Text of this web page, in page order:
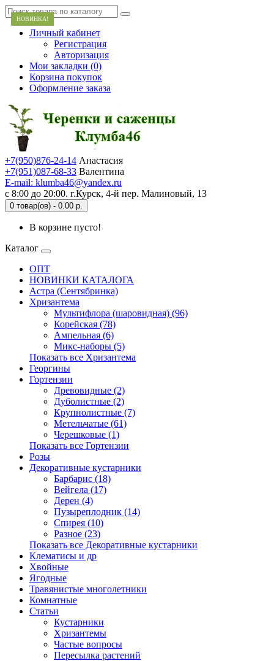
Личный кабинет
Регистрация
Авторизация
Мои закладки (0)
Корзина покупок
Оформление заказа
+7(950)876-24-14 Анастасия
+7(951)087-68-33 Валентина
E-mail: klumba46@yandex.ru
с 8:00 до 20:00. г.Курск, 4-й пер. Малиновый, 13
0 товар(ов) - 0.00 р.
В корзине пусто!
Каталог
ОПТ
НОВИНКИ КАТАЛОГА
Астра (Сентябринка)
Хризантема
Мультифлора (шаровидная) (96)
Корейская (78)
Ампельная (6)
Микс-наборы (5)
Показать все Хризантема
Георгины
Гортензии
Древовидные (2)
Дуболистные (2)
Крупнолистные (7)
Метельчатые (61)
Черешковые (1)
Показать все Гортензии
Розы
Декоративные кустарники
Барбарис (18)
Вейгела (17)
Дерен (4)
Пузыреплодник (14)
Спирея (10)
Разное (23)
Показать все Декоративные кустарники
Клематисы и др
Хвойные
Ягодные
Травянистые многолетники
Комнатные
Статьи
Кустарники
Хризантемы
Частые вопросы
Пересылка растений
НОВИНКА!